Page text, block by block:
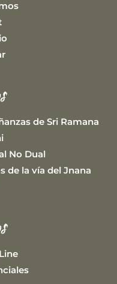
de Sri Ramana
No Dual
de la vía del Jnana